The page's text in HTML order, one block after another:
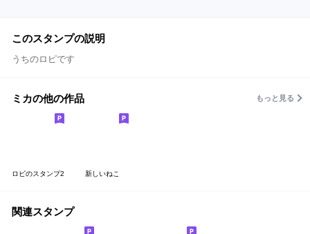
このスタンプの説明
うちのロピです
ミカの他の作品 もっと見る
ロピのスタンプ2 新しいねこ
関連スタンプ